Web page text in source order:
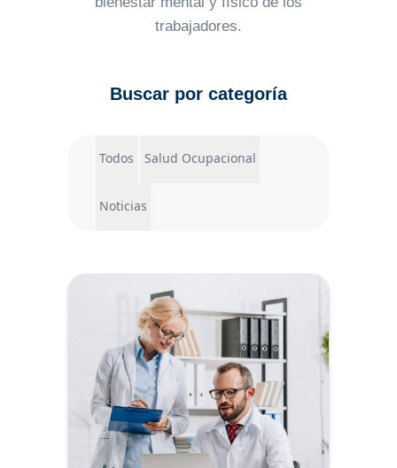
trabajadores.
Buscar por categoría
Todos Salud Ocupacional
Noticias